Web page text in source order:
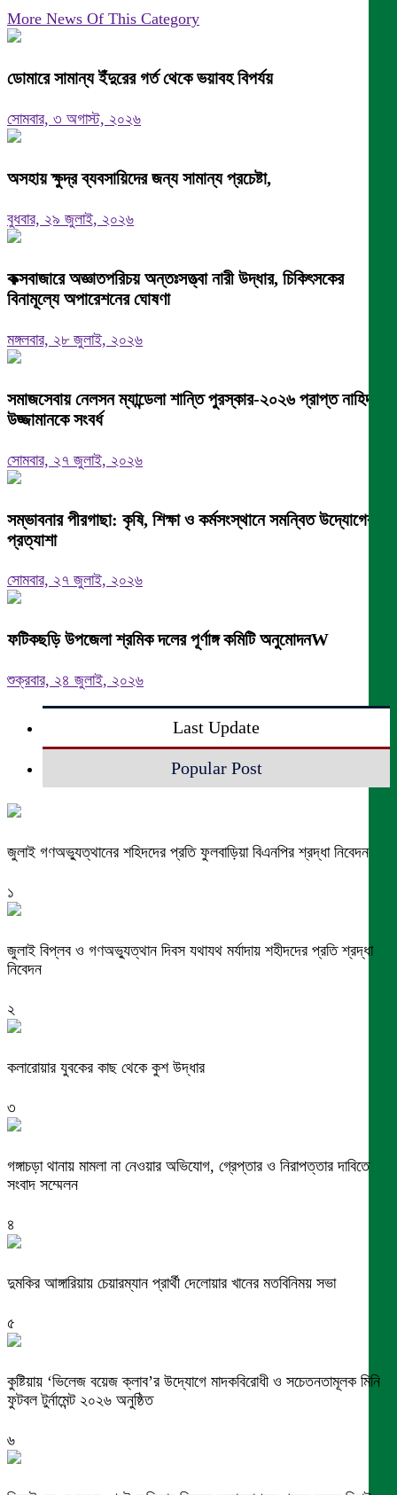
More News Of This Category
ডোমারে সামান্য ইঁদুরের গর্ত থেকে ভয়াবহ বিপর্যয়
সোমবার, ৩ অগাস্ট, ২০২৬
অসহায় ক্ষুদ্র ব্যবসায়িদের জন্য সামান্য প্রচেষ্টা,
বুধবার, ২৯ জুলাই, ২০২৬
কক্সবাজারে অজ্ঞাতপরিচয় অন্তঃসত্ত্বা নারী উদ্ধার, চিকিৎসকের
বিনামূল্যে অপারেশনের ঘোষণা
মঙ্গলবার, ২৮ জুলাই, ২০২৬
সমাজসেবায় নেলসন ম্যান্ডেলা শান্তি পুরস্কার-২০২৬ প্রাপ্ত নাহিদ
উজ্জামানকে সংবর্ধ
সোমবার, ২৭ জুলাই, ২০২৬
সম্ভাবনার পীরগাছা: কৃষি, শিক্ষা ও কর্মসংস্থানে সমন্বিত উদ্যোগের
প্রত্যাশা
সোমবার, ২৭ জুলাই, ২০২৬
ফটিকছড়ি উপজেলা শ্রমিক দলের পূর্ণাঙ্গ কমিটি অনুমোদনW
শুক্রবার, ২৪ জুলাই, ২০২৬
Last Update
Popular Post
জুলাই গণঅভ্যুত্থানের শহিদদের প্রতি ফুলবাড়িয়া বিএনপির শ্রদ্ধা নিবেদন
১
জুলাই বিপ্লব ও গণঅভ্যুত্থান দিবস যথাযথ মর্যাদায় শহীদদের প্রতি শ্রদ্ধা
নিবেদন
২
কলারোয়ার যুবকের কাছ থেকে কুশ উদ্ধার
৩
গঙ্গাচড়া থানায় মামলা না নেওয়ার অভিযোগ, গ্রেপ্তার ও নিরাপত্তার দাবিতে
সংবাদ সম্মেলন
৪
দুমকির আঙ্গারিয়ায় চেয়ারম্যান প্রার্থী দেলোয়ার খানের মতবিনিময় সভা
৫
কুষ্টিয়ায় ‘ভিলেজ বয়েজ ক্লাব’র উদ্যোগে মাদকবিরোধী ও সচেতনতামূলক মিনি
ফুটবল টুর্নামেন্ট ২০২৬ অনুষ্ঠিত
৬